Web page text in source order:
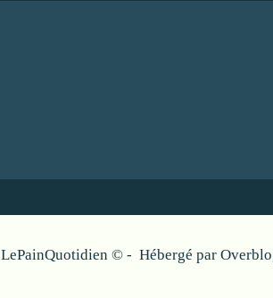
LePainQuotidien © - Hébergé par